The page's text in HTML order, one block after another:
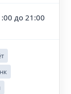
до 21:00